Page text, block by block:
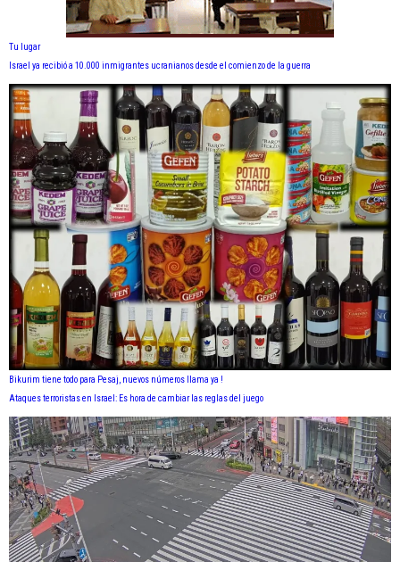
Tu lugar
Israel ya recibió a 10.000 inmigrantes ucranianos desde el comienzo de la guerra
Bikurim tiene todo para Pesaj, nuevos números llama ya !
Ataques terroristas en Israel: Es hora de cambiar las reglas del juego